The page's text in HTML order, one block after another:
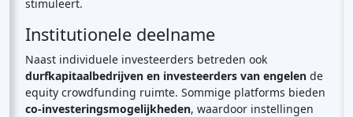
stimuleert.
Institutionele deelname
Naast individuele investeerders betreden ook
durfkapitaalbedrijven en investeerders van engelen de
equity crowdfunding ruimte. Sommige platforms bieden
co-investeringsmogelijkheden, waardoor instellingen